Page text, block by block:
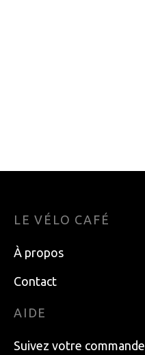
LE VÉLO CAFÉ
À propos
Contact
AIDE
Suivez votre commande